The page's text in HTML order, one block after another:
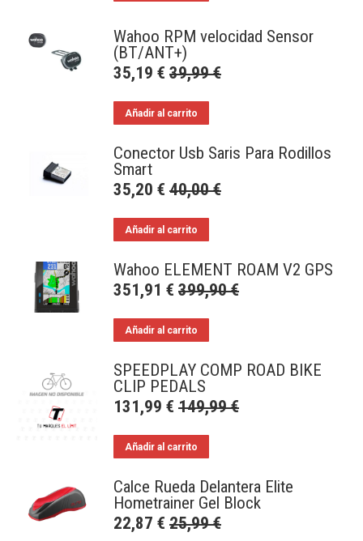
Wahoo RPM velocidad Sensor
(BT/ANT+)
35,19 € 39,99€
Añadir al carrito
Conector Usb Saris Para Rodillos
Smart
35,20 € 40,00€
Añadir al carrito
Wahoo ELEMENT ROAM V2 GPS
351,91 € 399,90€
Añadir al carrito
SPEEDPLAY COMP ROAD BIKE
CLIP PEDALS
131,99 € 149,99€
Añadir al carrito
Calce Rueda Delantera Elite
Hometrainer Gel Block
22,87 € 25,99€